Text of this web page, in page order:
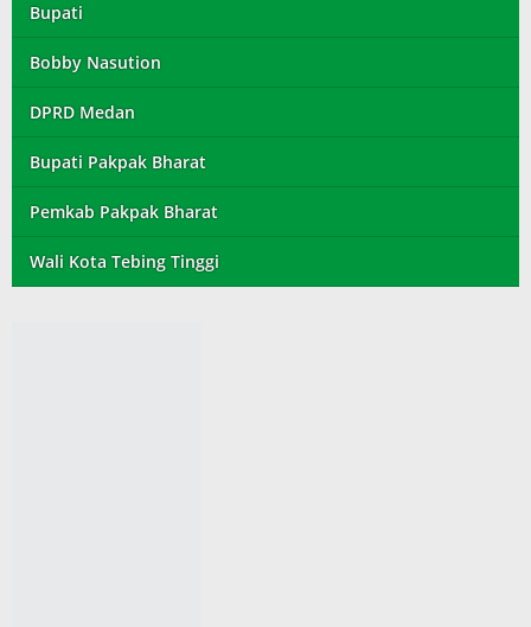
Bupati
Bobby Nasution
DPRD Medan
Bupati Pakpak Bharat
Pemkab Pakpak Bharat
Wali Kota Tebing Tinggi